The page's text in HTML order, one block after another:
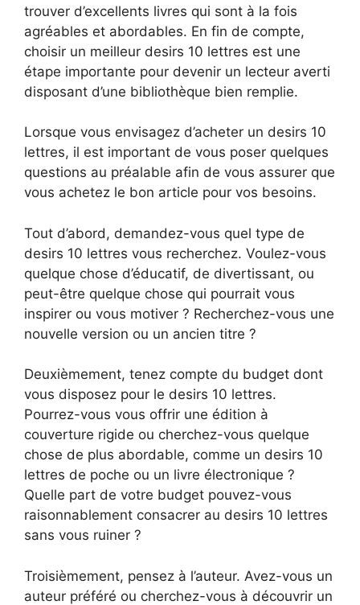
trouver d’excellents livres qui sont à la fois
agréables et abordables. En fin de compte,
choisir un meilleur desirs 10 lettres est une
étape importante pour devenir un lecteur averti
disposant d’une bibliothèque bien remplie.
Lorsque vous envisagez d’acheter un desirs 10
lettres, il est important de vous poser quelques
questions au préalable afin de vous assurer que
vous achetez le bon article pour vos besoins.
Tout d’abord, demandez-vous quel type de
desirs 10 lettres vous recherchez. Voulez-vous
quelque chose d’éducatif, de divertissant, ou
peut-être quelque chose qui pourrait vous
inspirer ou vous motiver ? Recherchez-vous une
nouvelle version ou un ancien titre ?
Deuxièmement, tenez compte du budget dont
vous disposez pour le desirs 10 lettres.
Pourrez-vous vous offrir une édition à
couverture rigide ou cherchez-vous quelque
chose de plus abordable, comme un desirs 10
lettres de poche ou un livre électronique ?
Quelle part de votre budget pouvez-vous
raisonnablement consacrer au desirs 10 lettres
sans vous ruiner ?
Troisièmement, pensez à l’auteur. Avez-vous un
auteur préféré ou cherchez-vous à découvrir un